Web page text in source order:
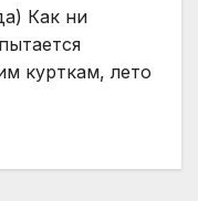
Как ни
курткам, лето